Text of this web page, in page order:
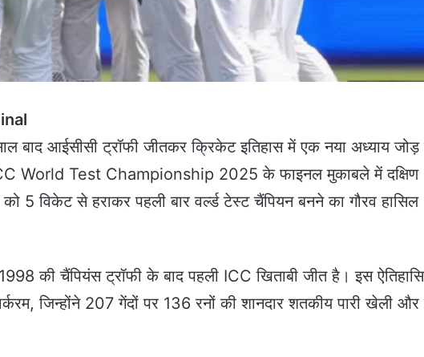
बाद आईसीसी ट्रॉफी जीतकर क्रिकेट इतिहास में एक नया अध्याय जोड़
World Test Championship 2025 के फाइनल मुकाबले में दक्षिण
5 विकेट से हराकर पहली बार वर्ल्ड टेस्ट चैंपियन बनने का गौरव हासिल
की चैंपियंस ट्रॉफी के बाद पहली ICC खिताबी जीत है। इस
जिन्होंने 207 गेंदों पर 136 रनों की शानदार शतकीय पारी खेली और